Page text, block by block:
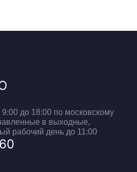
до 18:00 по московскому
в выходные,
рабочий день до 11:00